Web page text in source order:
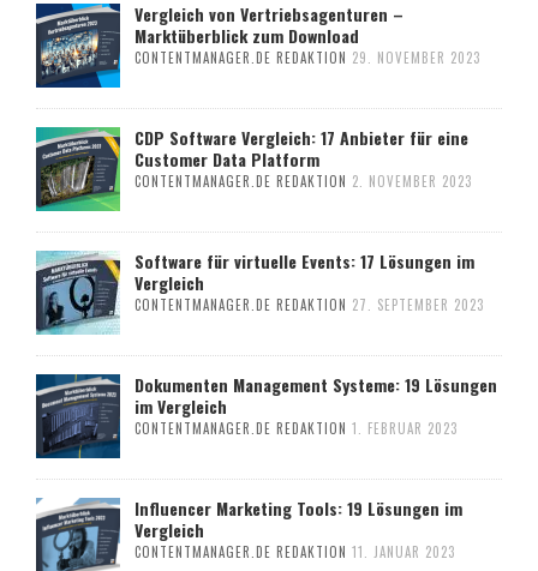
Vergleich von Vertriebsagenturen –
Marktüberblick zum Download
CONTENTMANAGER.DE REDAKTION 29. NOVEMBER 2023
CDP Software Vergleich: 17 Anbieter für eine
Customer Data Platform
CONTENTMANAGER.DE REDAKTION 2. NOVEMBER 2023
Software für virtuelle Events: 17 Lösungen im
Vergleich
CONTENTMANAGER.DE REDAKTION 27. SEPTEMBER 2023
Dokumenten Management Systeme: 19 Lösungen
im Vergleich
CONTENTMANAGER.DE REDAKTION 1. FEBRUAR 2023
Influencer Marketing Tools: 19 Lösungen im
Vergleich
CONTENTMANAGER.DE REDAKTION 11. JANUAR 2023